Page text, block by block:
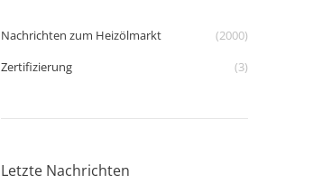
Nachrichten zum Heizölmarkt
(2000)
Zertifizierung
(3)
Letzte Nachrichten